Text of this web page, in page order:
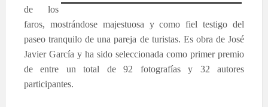
de los
faros, mostrándose majestuosa y como fiel testigo del
paseo tranquilo de una pareja de turistas. Es obra de José
Javier García y ha sido seleccionada como primer premio
de entre un total de 92 fotografías y 32 autores
participantes.